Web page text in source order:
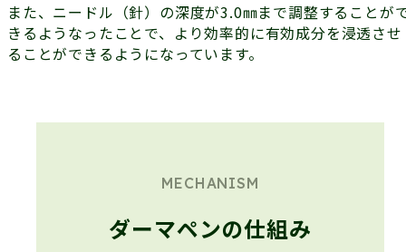
また、ニードル（針）の深度が3.0㎜まで調整することが
きるようなったことで、より効率的に有効成分を浸透させ
ることができるようになっています。
MECHANISM
ダーマペンの仕組み